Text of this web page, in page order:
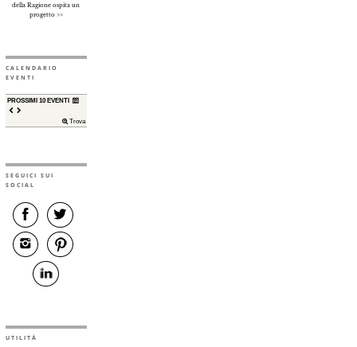
della Ragione ospita un
progetto >>
CALENDARIO
EVENTI
PROSSIMI 10 EVENTI
Trova
SEGUICI SUI
SOCIAL
UTILITÀ